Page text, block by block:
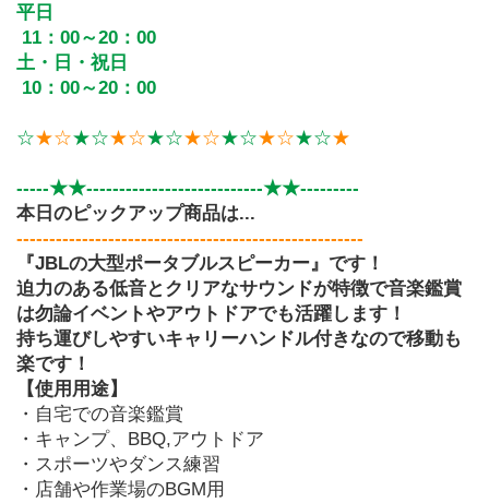
平日
11：00～20：00
土・日・祝日
10：00～20：00
☆★☆★☆★☆★☆★☆★☆★☆★☆★
-----★★---------------------------★★---------
本日のピックアップ商品は...
-----------------------------------------------------
『JBLの大型ポータブルスピーカー』です！
迫力のある低音とクリアなサウンドが特徴で音楽鑑賞
は勿論イベントやアウトドアでも活躍します！
持ち運びしやすいキャリーハンドル付きなので移動も
楽です！
【使用用途】
・自宅での音楽鑑賞
・キャンプ、BBQ,アウトドア
・スポーツやダンス練習
・店舗や作業場のBGM用